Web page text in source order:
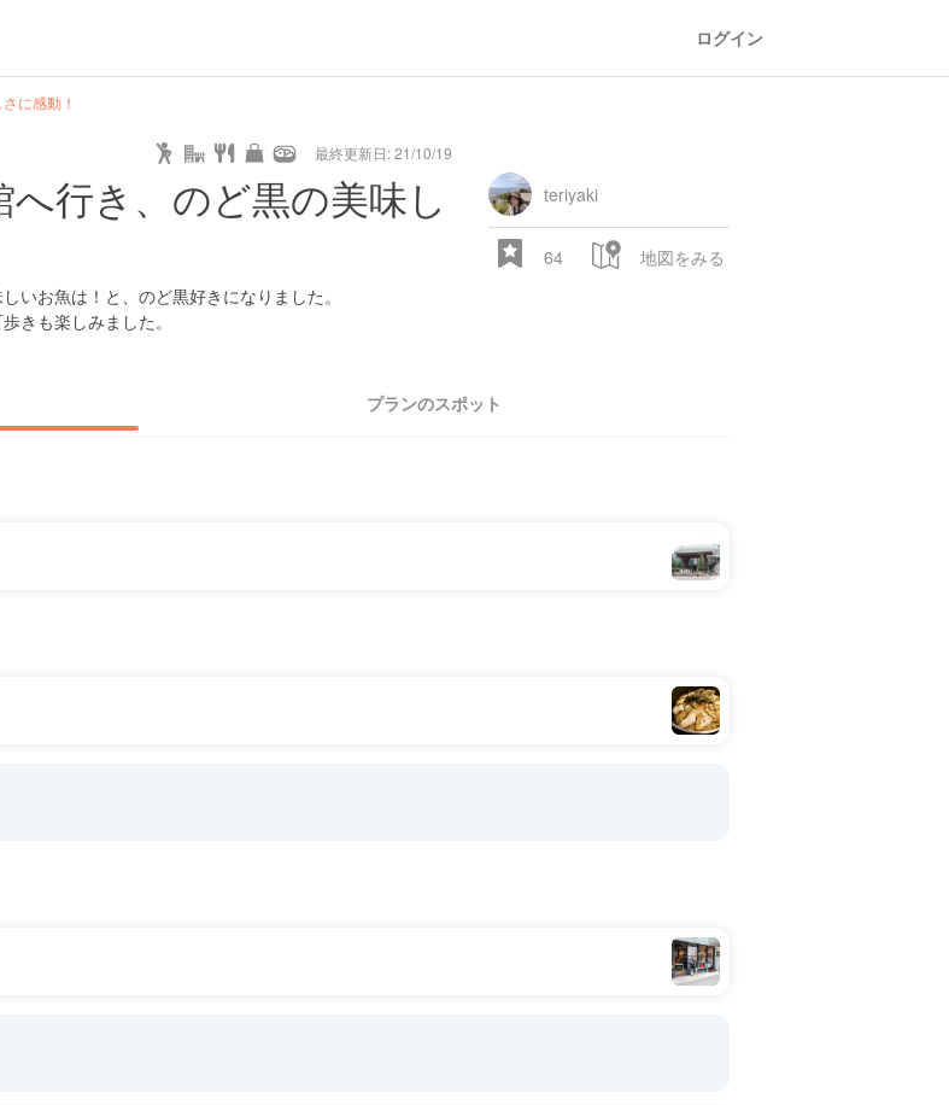
ログイン
に感動！
最終更新日: 21/10/19
行き、のど黒の美味し
いお魚は！と、のど黒好きになりました。
きも楽しみました。
teriyaki
64 地図をみる
プランのスポット